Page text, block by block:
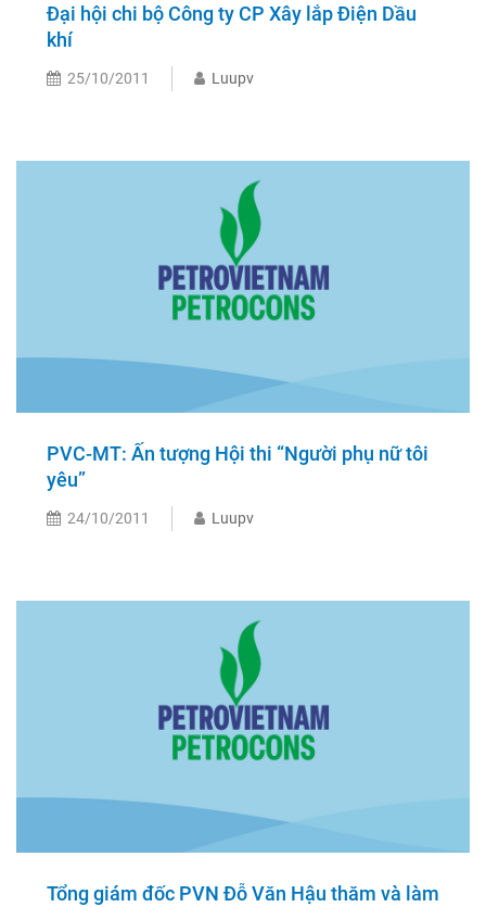
Đại hội chi bộ Công ty CP Xây lắp Điện Dầu
khí
25/10/2011 Luupv
PVC-MT: Ấn tượng Hội thi “Người phụ nữ tôi
yêu”
24/10/2011 Luupv
Tổng giám đốc PVN Đỗ Văn Hậu thăm và làm